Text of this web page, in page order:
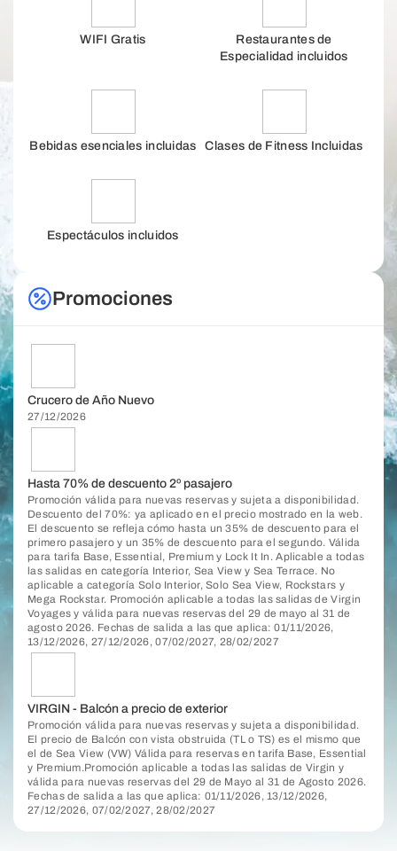
WIFI Gratis
Restaurantes de
Especialidad incluidos
Bebidas esenciales incluidas Clases de Fitness Incluidas
Espectáculos incluidos
Promociones
Crucero de Año Nuevo
27/12/2026
Hasta 70% de descuento 2º pasajero
Promoción válida para nuevas reservas y sujeta a disponibilidad.
Descuento del 70%: ya aplicado en el precio mostrado en la web.
El descuento se refleja cómo hasta un 35% de descuento para el
primero pasajero y un 35% de descuento para el segundo. Válida
para tarifa Base, Essential, Premium y Lock It In. Aplicable a todas
las salidas en categoría Interior, Sea View y Sea Terrace. No
aplicable a categoría Solo Interior, Solo Sea View, Rockstars y
Mega Rockstar. Promoción aplicable a todas las salidas de Virgin
Voyages y válida para nuevas reservas del 29 de mayo al 31 de
agosto 2026. Fechas de salida a las que aplica: 01/11/2026,
13/12/2026, 27/12/2026, 07/02/2027, 28/02/2027
VIRGIN - Balcón a precio de exterior
Promoción válida para nuevas reservas y sujeta a disponibilidad.
El precio de Balcón con vista obstruida (TL o TS) es el mismo que
el de Sea View (VW) Válida para reservas en tarifa Base, Essential
y Premium.Promoción aplicable a todas las salidas de Virgin y
válida para nuevas reservas del 29 de Mayo al 31 de Agosto 2026.
Fechas de salida a las que aplica: 01/11/2026, 13/12/2026,
27/12/2026, 07/02/2027, 28/02/2027